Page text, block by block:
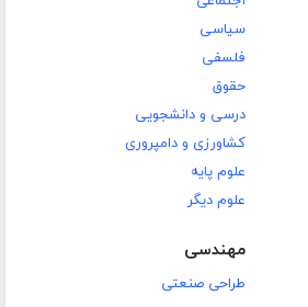
سیاسی
فلسفی
حقوق
درسی و دانشجویی
کشاورزی و دامپروری
علوم پایه
علوم دیگر
مهندسی
طراحی صنعتی